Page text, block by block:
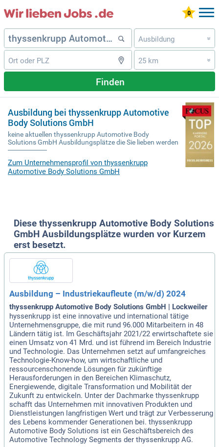
Ausbildung »
25 km »
Finden
Ausbildung bei thyssenkrupp Automotive
Body Solutions GmbH
keine aktuellen thyssenkrupp Automotive Body
Solutions GmbH Ausbildungsplätze die Sie lieben werden
Zum Unternehmensprofil von thyssenkrupp
Automotive Body Solutions GmbH
Diese thyssenkrupp Automotive Body Solutions
GmbH Ausbildungsplätze wurden vor Kurzem
erst besetzt.
Ausbildung – Industriekaufleute (m/w/d) 2024
thyssenkrupp Automotive Body Solutions GmbH | Lockweiler
hyssenkrupp ist eine innovative und international tätige
Unternehmensgruppe, die mit rund 96.000 Mitarbeitern in 48
Ländern tätig ist. Im Geschäftsjahr 2021/22 erwirtschaftete sie
einen Umsatz von 41 Mrd. und ist führend im Bereich Industrie
und Technologie. Das Unternehmen setzt auf umfangreiches
Technologie-Know-how, um wirtschaftliche und
ressourcenschonende Lösungen für zukünftige
Herausforderungen in den Bereichen Klimaschutz,
Energiewende, digitale Transformation und Mobilität der
Zukunft zu entwickeln. Unter der Dachmarke thyssenkrupp
schafft das Unternehmen mit innovativen Produkten und
Dienstleistungen langfristigen Wert und trägt zur Verbesserung
des Lebens kommender Generationen bei. thyssenkrupp
Automotive Body Solutions ist ein Geschäftsbereich des
Automotive Technology Segments der thyssenkrupp AG.